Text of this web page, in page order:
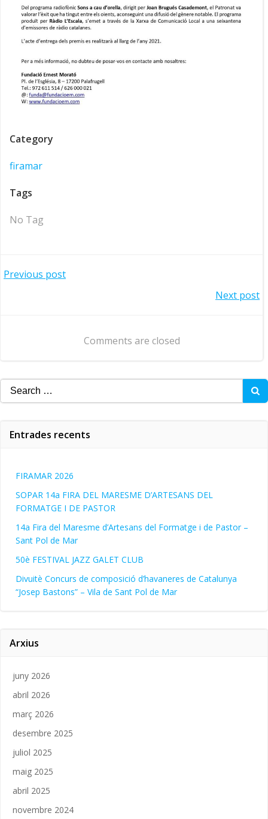
Category
firamar
Tags
No Tag
Navegació
Previous post
d'entrades
Next post
Comments are closed
Search
for:
Entrades recents
FIRAMAR 2026
SOPAR 14a FIRA DEL MARESME D’ARTESANS DEL
FORMATGE I DE PASTOR
14a Fira del Maresme d’Artesans del Formatge i de Pastor –
Sant Pol de Mar
50è FESTIVAL JAZZ GALET CLUB
Divuitè Concurs de composició d’havaneres de Catalunya
“Josep Bastons” – Vila de Sant Pol de Mar
Arxius
juny 2026
abril 2026
març 2026
desembre 2025
juliol 2025
maig 2025
abril 2025
novembre 2024